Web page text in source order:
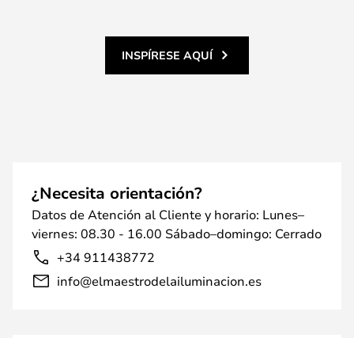
INSPÍRESE AQUÍ
¿Necesita orientación?
Datos de Atención al Cliente y horario: Lunes–
viernes: 08.30 - 16.00 Sábado–domingo: Cerrado
+34 911438772
info@elmaestrodelailuminacion.es